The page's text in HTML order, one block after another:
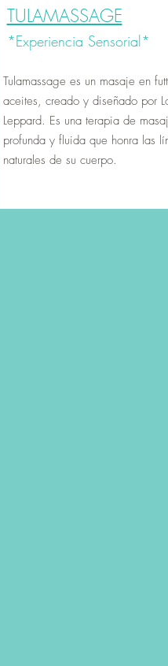
TULAMASSAGE
*Experiencia Sensorial*
Tulamassage es un masaje en
aceites, creado y diseñado por
Leppard. Es una terapia de
profunda y fluida que honra las
naturales de su cuerpo.